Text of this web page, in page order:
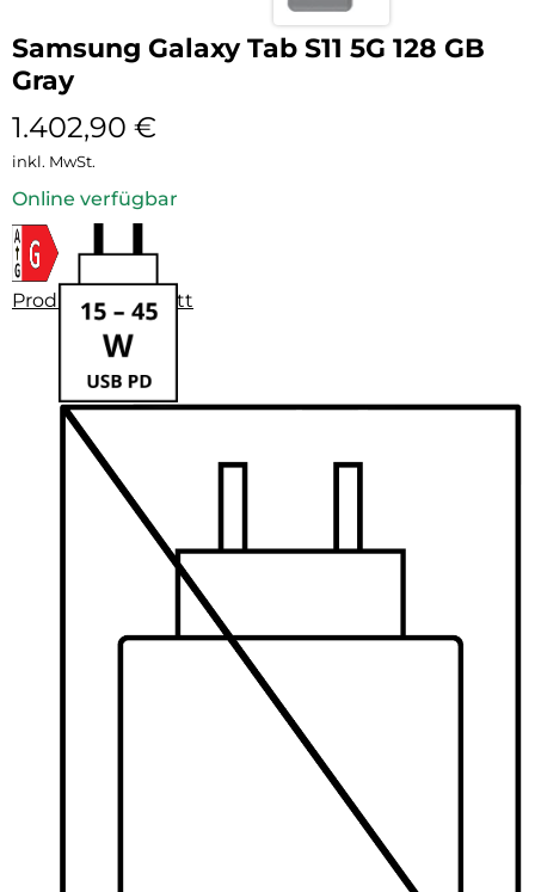
Samsung Galaxy Tab S11 5G 128 GB
Gray
1.402,90 €
inkl. MwSt.
Online verfügbar
Produktdatenblatt